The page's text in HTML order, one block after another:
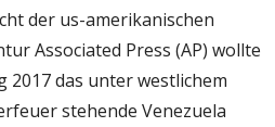
der us-amerikanischen
Associated Press (AP) wollte
2017 das unter westlichem
stehende Venezuela